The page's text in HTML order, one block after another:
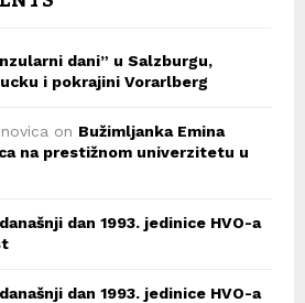
dani” u Salzburgu,
i pokrajini Vorarlberg
on Bužimljanka Emina
na prestižnom univerzitetu u
dan 1993. jedinice HVO-a
dan 1993. jedinice HVO-a